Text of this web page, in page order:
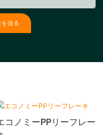
送る
コノミーPPリーフレー